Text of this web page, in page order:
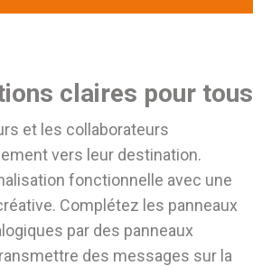
claires pour tous
et les collaborateurs
vers leur destination.
fonctionnelle avec une
Complétez les panneaux
par des panneaux
des messages sur la